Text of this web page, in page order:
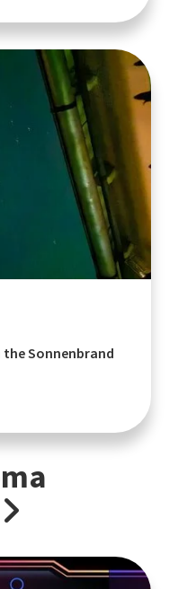
the Sonnenbrand